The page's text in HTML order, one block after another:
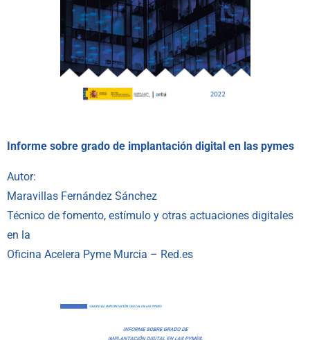
Informe sobre grado de implantación digital en las pymes
Autor:
Maravillas Fernández Sánchez
Técnico de fomento, estímulo y otras actuaciones digitales
en la
Oficina Acelera Pyme Murcia – Red.es